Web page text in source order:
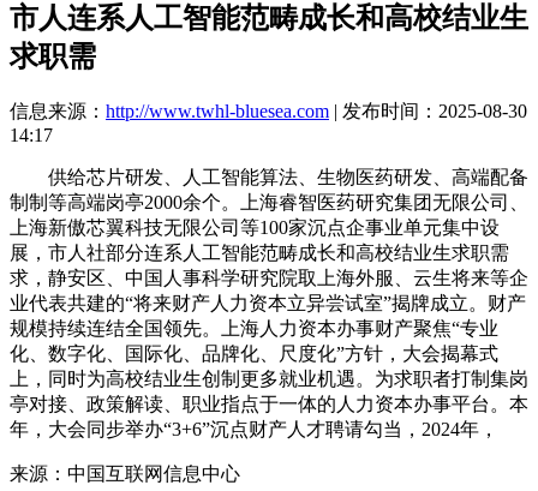
市人连系人工智能范畴成长和高校结业生
求职需
信息来源： http://www.twhl-bluesea.com | 发布时间：2025-08-30
14:17
供给芯片研发、人工智能算法、生物医药研发、高端配备
制制等高端岗亭2000余个。上海睿智医药研究集团无限公司、
上海新傲芯翼科技无限公司等100家沉点企事业单元集中设
展，市人社部分连系人工智能范畴成长和高校结业生求职需
求，静安区、中国人事科学研究院取上海外服、云生将来等企
业代表共建的“将来财产人力资本立异尝试室”揭牌成立。财产
规模持续连结全国领先。上海人力资本办事财产聚焦“专业
化、数字化、国际化、品牌化、尺度化”方针，大会揭幕式
上，同时为高校结业生创制更多就业机遇。为求职者打制集岗
亭对接、政策解读、职业指点于一体的人力资本办事平台。本
年，大会同步举办“3+6”沉点财产人才聘请勾当，2024年，
来源：中国互联网信息中心